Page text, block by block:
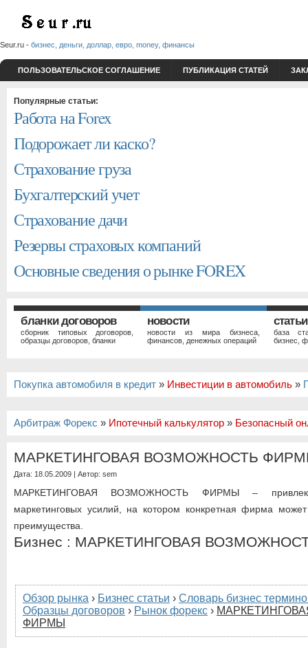
Seur.ru - бизнес, деньги, доллар, евро, money, финансы
ПОЛЬЗОВАТЕЛЬСКОЕ СОГЛАШЕНИЕ ПУБЛИКАЦИЯ СТАТЕЙ
Популярные статьи:
Работа на Forex
Подорожает ли каско?
Страхование груза
Бухгалтерский учет
Страхование дачи
Резервы страховых компаний
Основные сведения о рынке FOREX
бланки договоров
сборник типовых договоров,
образцы договоров, бланки
новости
новости из мира бизнеса,
финансов, денежных операций
статьи
база
бизнес,
Покупка автомобиля в кредит » Инвестиции в автомобиль »
Арбитраж Форекс » Ипотечный калькулятор » Безопасный
МАРКЕТИНГОВАЯ ВОЗМОЖНОСТЬ
Дата: 18.05.2009 | Автор: sem
МАРКЕТИНГОВАЯ ВОЗМОЖНОСТЬ ФИРМЫ –
маркетинговых усилий, на котором конкретная фирма может
преимущества.
Бизнес : МАРКЕТИНГОВАЯ
Обзор рынка › Бизнес статьи › Словарь бизнес
Образцы договоров › Рынок форекс ›
ФИРМЫ